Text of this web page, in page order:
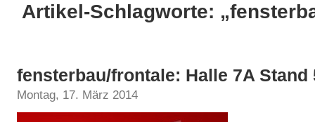
Artikel-Schlagworte:
fensterbau/frontale: Halle 7A Stand
Montag, 17. März 2014